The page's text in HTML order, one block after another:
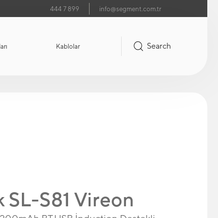
444 7 899 info@segment.com.tr
Kablolar Search
SL-S81 Vireon